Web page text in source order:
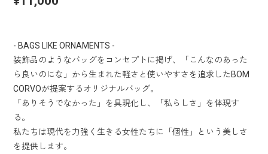
- BAGS LIKE ORNAMENTS -
装飾品のようなバッグをコンセプトに掲げ、「こんなのあった
ら良いのにな」から生まれた軽さと使いやすさを追求したBOM
CORVOが提案するオリジナルバッグ。
「ありそうでなかった」を具現化し、「私らしさ」を体現す
る。
私たちは現代を力強く生きる女性たちに「個性」という美しさ
を提供します。